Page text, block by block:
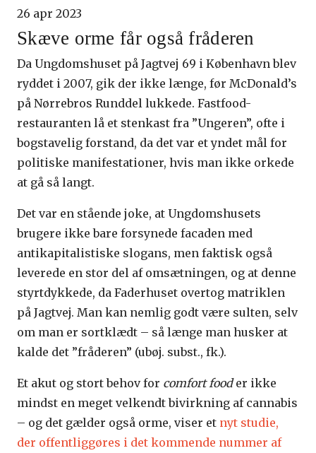
26 apr 2023
Skæve orme får også fråderen
Da Ungdomshuset på Jagtvej 69 i København blev
ryddet i 2007, gik der ikke længe, før McDonald’s
på Nørrebros Runddel lukkede. Fastfood-
restauranten lå et stenkast fra ”Ungeren”, ofte i
bogstavelig forstand, da det var et yndet mål for
politiske manifestationer, hvis man ikke orkede
at gå så langt.
Det var en stående joke, at Ungdomshusets
brugere ikke bare forsynede facaden med
antikapitalistiske slogans, men faktisk også
leverede en stor del af omsætningen, og at denne
styrtdykkede, da Faderhuset overtog matriklen
på Jagtvej. Man kan nemlig godt være sulten, selv
om man er sortklædt – så længe man husker at
kalde det ”fråderen” (ubøj. subst., fk.).
Et akut og stort behov for comfort fooder ikke
mindst en meget velkendt bivirkning af cannabis
– og det gælder også orme, viser et nyt studie,
der offentliggøres i det kommende nummer af